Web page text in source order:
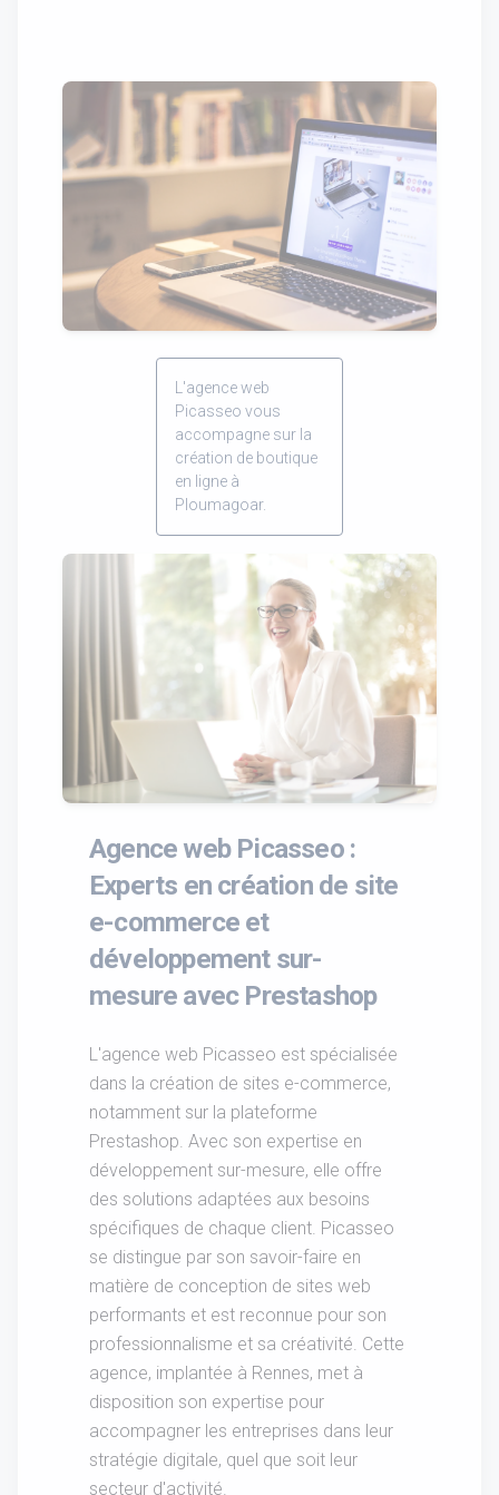
L'agence web
Picasseo vous
accompagne sur la
création de boutique
en ligne à
Ploumagoar.
Agence web Picasseo :
Experts en création de site
e-commerce et
développement sur-
mesure avec Prestashop
L'agence web Picasseo est spécialisée
dans la création de sites e-commerce,
notamment sur la plateforme
Prestashop. Avec son expertise en
développement sur-mesure, elle offre
des solutions adaptées aux besoins
spécifiques de chaque client. Picasseo
se distingue par son savoir-faire en
matière de conception de sites web
performants et est reconnue pour son
professionnalisme et sa créativité. Cette
agence, implantée à Rennes, met à
disposition son expertise pour
accompagner les entreprises dans leur
stratégie digitale, quel que soit leur
secteur d'activité.